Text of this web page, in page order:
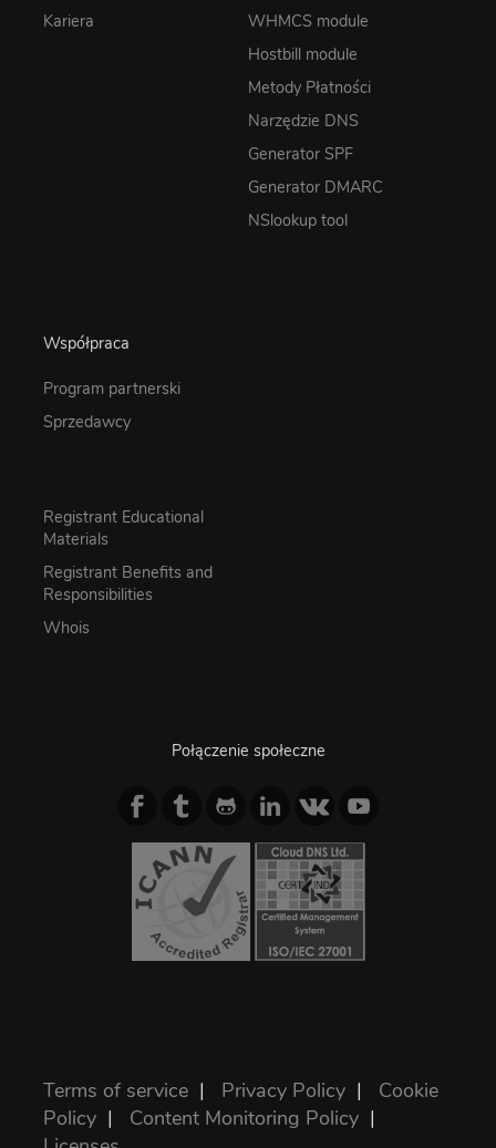
Kariera
WHMCS module
Hostbill module
Metody Płatności
Narzędzie DNS
Generator SPF
Generator DMARC
NSlookup tool
Współpraca
Program partnerski
Sprzedawcy
Registrant Educational
Materials
Registrant Benefits and
Responsibilities
Whois
Połączenie społeczne
Terms of service | Privacy Policy | Cookie
Policy | Content Monitoring Policy |